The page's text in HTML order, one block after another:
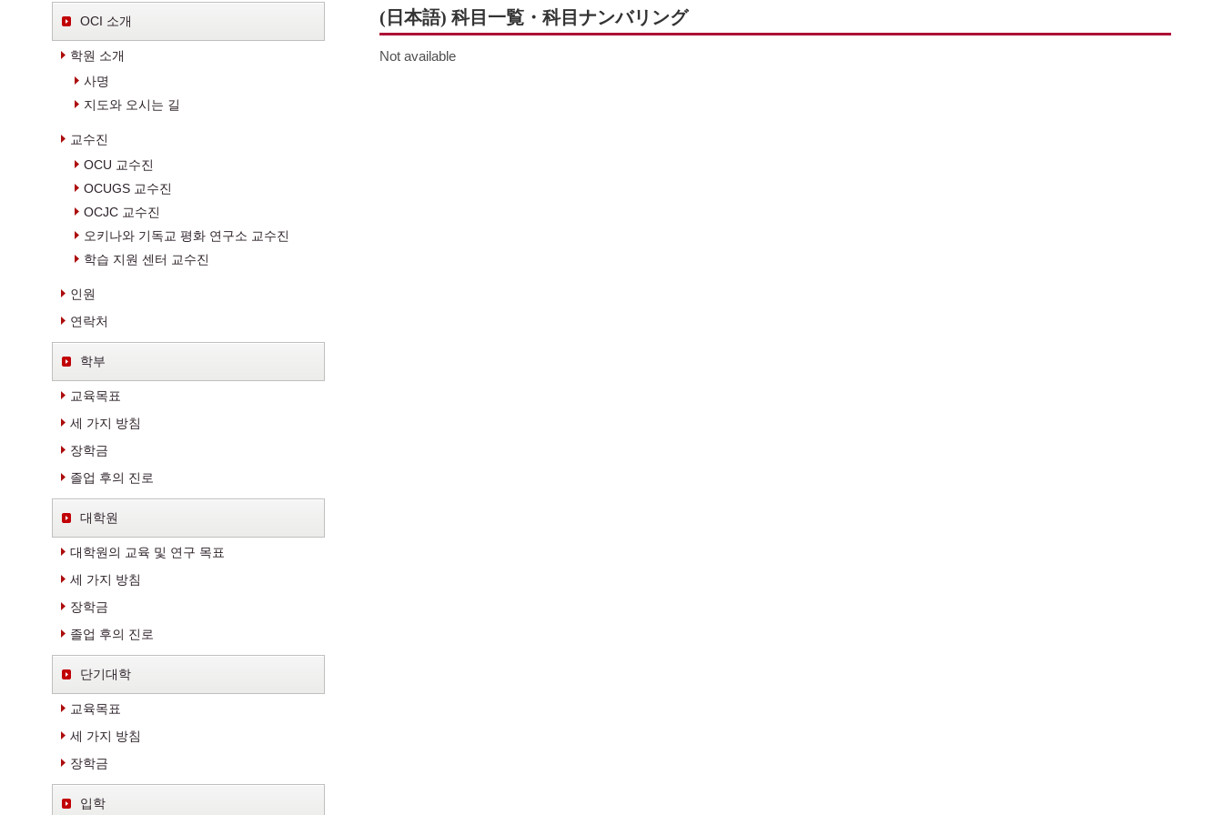
(日本語) 科目一覧・科目ナンバリング
Not available
OCI 소개
학원 소개
사명
지도와 오시는 길
교수진
OCU 교수진
OCUGS 교수진
OCJC 교수진
오키나와 기독교 평화 연구소 교수진
학습 지원 센터 교수진
인원
연락처
학부
교육목표
세 가지 방침
장학금
졸업 후의 진로
대학원
대학원의 교육 및 연구 목표
세 가지 방침
장학금
졸업 후의 진로
단기대학
교육목표
세 가지 방침
장학금
입학